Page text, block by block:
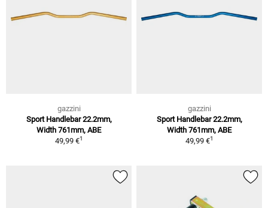
gazzini
Sport Handlebar 22.2mm,
Width 761mm, ABE
49,99 €1
gazzini
Sport Handlebar 22.2mm,
Width 761mm, ABE
49,99 €1